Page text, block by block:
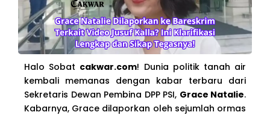
Halo Sobat cakwar.com! Dunia politik tanah air
kembali memanas dengan kabar terbaru dari
Sekretaris Dewan Pembina DPP PSI, Grace Natalie.
Kabarnya, Grace dilaporkan oleh sejumlah ormas